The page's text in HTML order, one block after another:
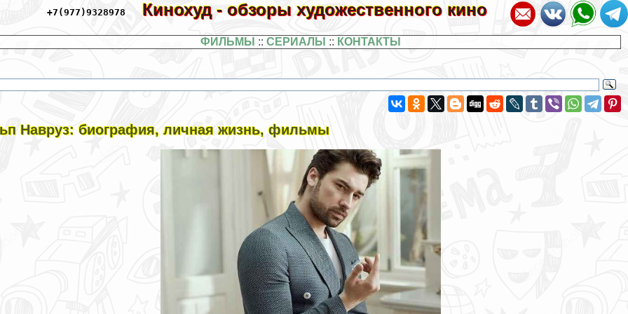
+7(977)9328978 Кинохуд - обзоры художественного кино
ФИЛЬМЫ ::СЕРИАЛЫ :: КОНТАКТЫ
Навруз: биография, личная жизнь, фильмы